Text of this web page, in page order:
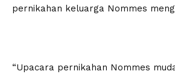
pernikahan keluarga Nommes
“Upacara pernikahan Nommes